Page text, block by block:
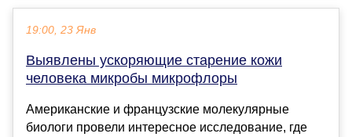
19:00, 23 Янв
Выявлены ускоряющие старение кожи
человека микробы микрофлоры
Американские и французские молекулярные
биологи провели интересное исследование, где